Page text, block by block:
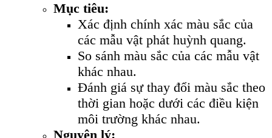
Mục tiêu:
Xác định chính xác màu sắc của
các mẫu vật phát huỳnh quang.
So sánh màu sắc của các mẫu vật
khác nhau.
Đánh giá sự thay đổi màu sắc theo
thời gian hoặc dưới các điều kiện
môi trường khác nhau.
Nguyên lý: